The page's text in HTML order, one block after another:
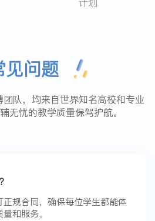
见问题
队，均来自世界知名高校和专业
无忧的教学质量保驾护航。
规合同，确保每位学生都能体
和服务。